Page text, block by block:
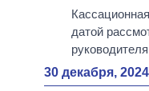
датой
30 декабря, 2024